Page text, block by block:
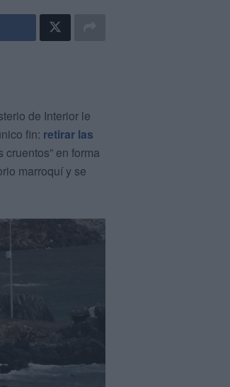
de Interior le
fin: retirar las
en forma
marroquí y se